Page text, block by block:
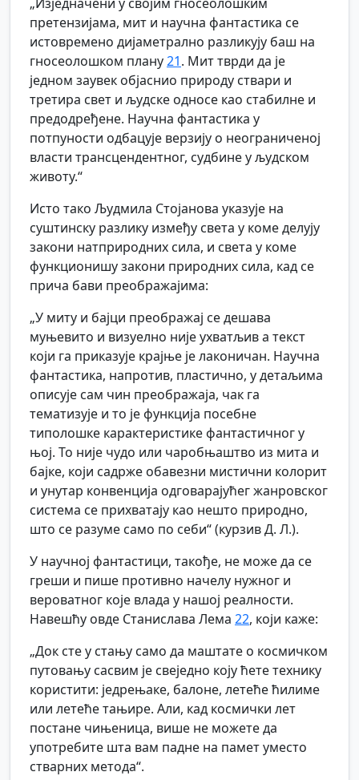
претензијама, мит и научна фантастика се
истовремено дијаметрално разликују баш на
гносеолошком плану21. Мит тврди да је
једном заувек објаснио природу ствари и
третира свет и људске односе као стабилне и
предодређене. Научна фантастика у
потпуности одбацује верзију о неограниченој
власти трансцендентног, судбине у људском
животу.“
Исто тако Људмила Стојанова указује на
суштинску разлику између света у коме делују
закони натприродних сила, и света у коме
функционишу закони природних сила, кад се
прича бави преображајима:
„У миту и бајци преображај се дешава
муњевито и визуелно није ухватљив а текст
који га приказује крајње је лаконичан. Научна
фантастика, напротив, пластично, у детаљима
описује сам чин преображаја, чак га
тематизује и то је функција посебне
типолошке карактеристике фантастичног у
њој. То није чудо или чаробњаштво из мита и
бајке, који садрже обавезни мистични колорит
и унутар конвенција одговарајућег жанровског
система се прихватају као нешто природно,
што се разуме само по себи“ (курзив Д. Л.).
У научној фантастици, такође, не може да се
греши и пише противно начелу нужног и
вероватног које влада у нашој реалности.
Навешћу овде Станислава Лема 22, који каже:
„Док сте у стању само да маштате о космичком
путовању сасвим је свеједно коју ћете технику
користити: једрењаке, балоне, летеће ћилиме
или летеће тањире. Али, кад космички лет
постане чињеница, више не можете да
употребите шта вам падне на памет уместо
стварних метода“.